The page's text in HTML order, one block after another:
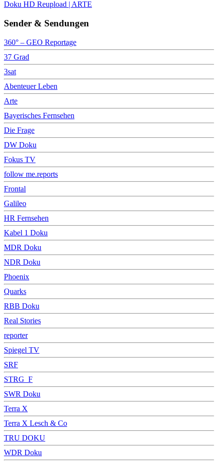
Doku HD Reupload | ARTE
Sender & Sendungen
360° – GEO Reportage
37 Grad
3sat
Abenteuer Leben
Arte
Bayerisches Fernsehen
Die Frage
DW Doku
Fokus TV
follow me.reports
Frontal
Galileo
HR Fernsehen
Kabel 1 Doku
MDR Doku
NDR Doku
Phoenix
Quarks
RBB Doku
Real Stories
reporter
Spiegel TV
SRF
STRG_F
SWR Doku
Terra X
Terra X Lesch & Co
TRU DOKU
WDR Doku